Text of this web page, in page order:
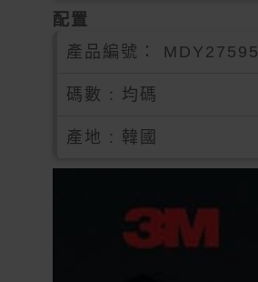
配置
產品編號： MDY27595
碼數 : 均碼
產地 : 韓國